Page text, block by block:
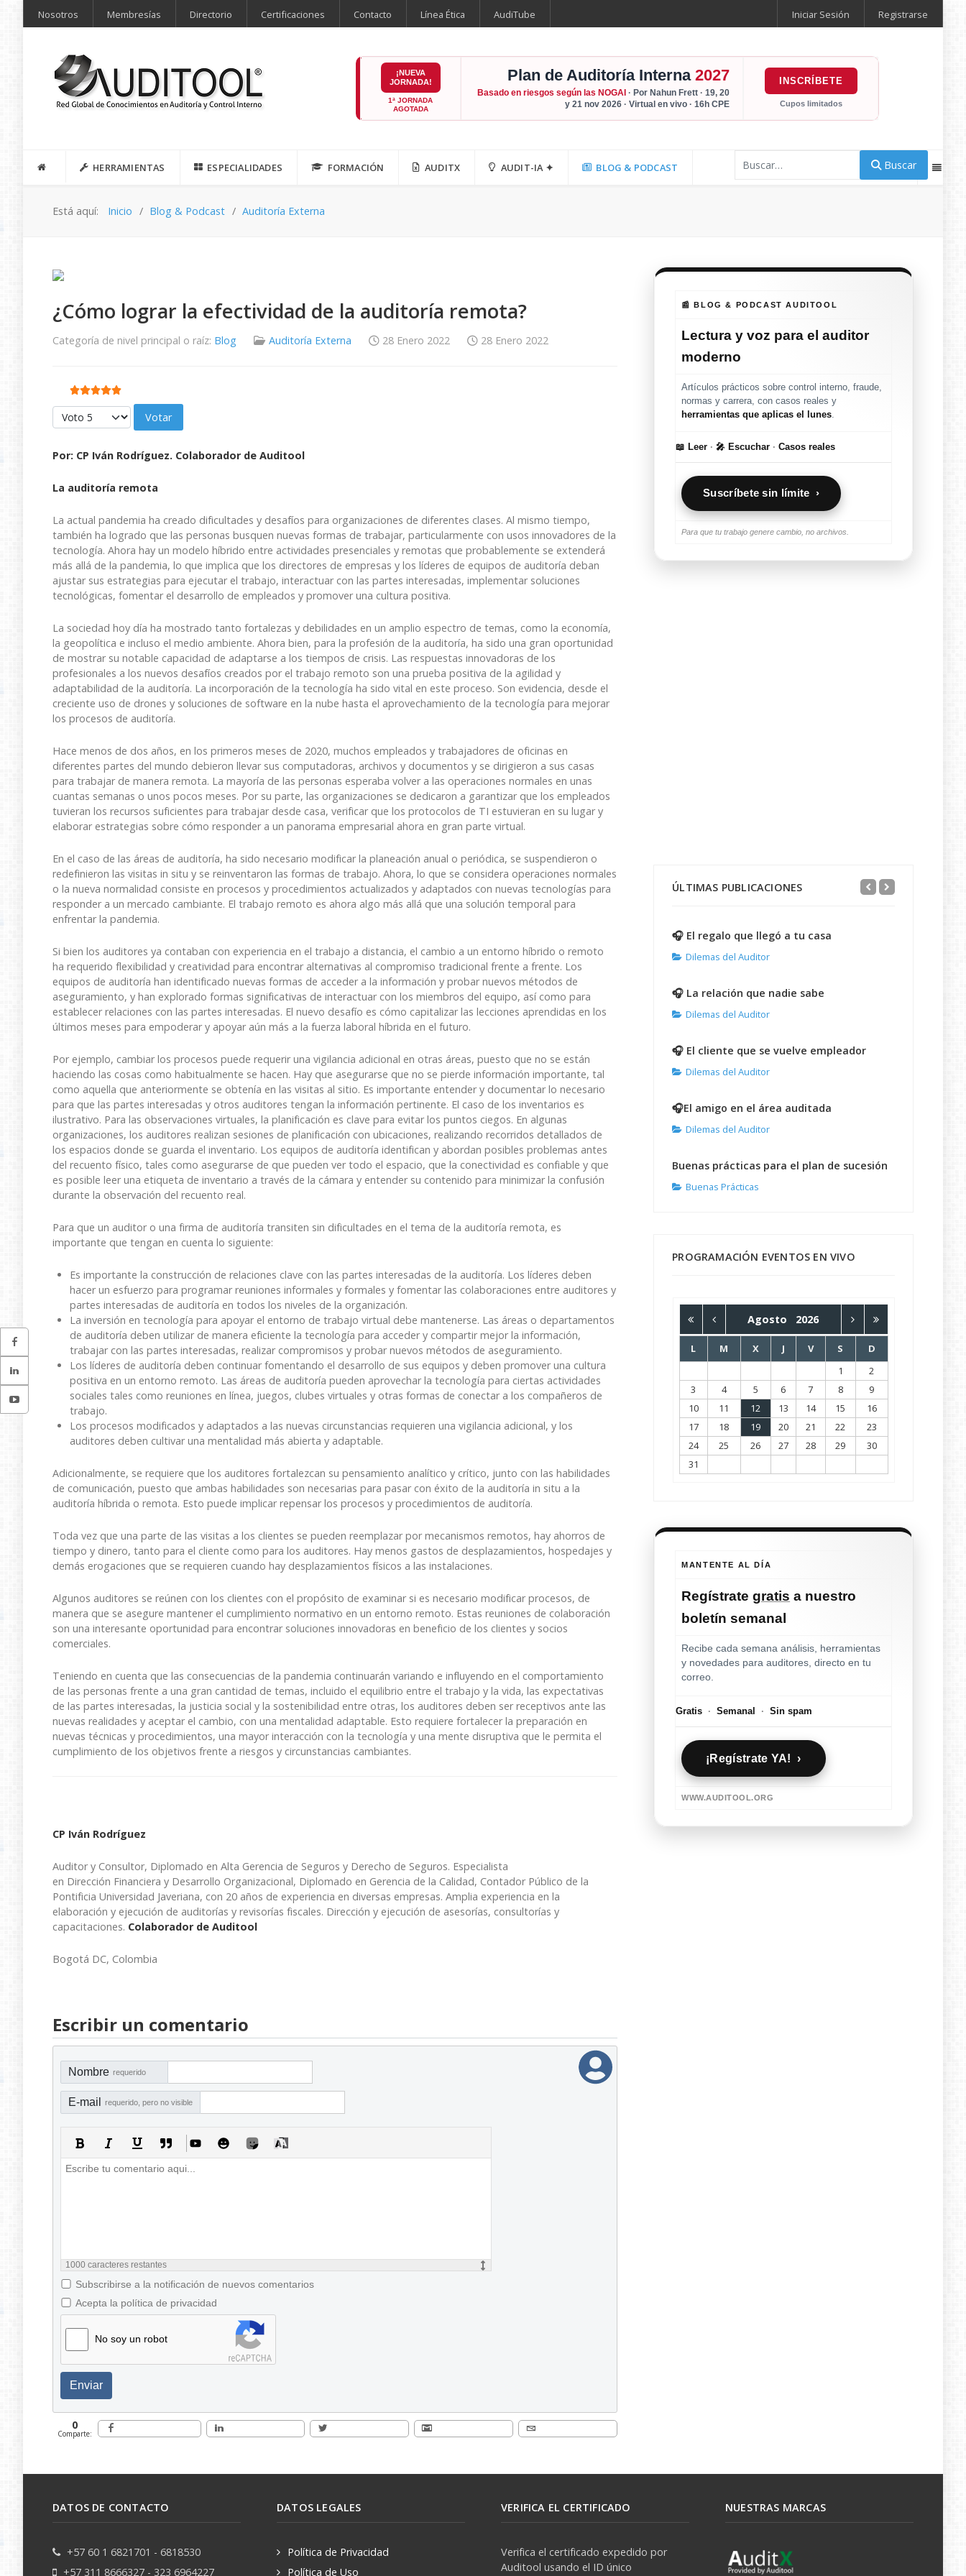
Nosotros Membresías Directorio Certificaciones Contacto Línea Ética AudiTube Iniciar Sesión Registrarse
¡NUEVA
JORNADA!
1ª JORNADA
AGOTADA
Plan de Auditoría Interna2027
Basado en riesgos según las NOGAI · Por Nahun Frett · 19, 20
y 21 nov 2026 · Virtual en vivo · 16h CPE
INSCRÍBETE
Cupos limitados
HERRAMIENTAS ESPECIALIDADES FORMACIÓN AUDITX AUDIT-IA ✦ BLOG & PODCAST Buscar
Está aquí: Inicio Blog & Podcast Auditoría Externa
¿Cómo lograr la efectividad de la auditoría remota?
Categoría de nivel principal o raíz: Blog Auditoría Externa 28 Enero 2022 28 Enero 2022
Ratio:5/5
Por favor, vote
Por: CP Iván Rodríguez. Colaborador de Auditool
La auditoría remota
La actual pandemia ha creado dificultades y desafíos para organizaciones de diferentes clases. Al mismo tiempo,
también ha logrado que las personas busquen nuevas formas de trabajar, particularmente con usos innovadores de la
tecnología. Ahora hay un modelo híbrido entre actividades presenciales y remotas que probablemente se extenderá
más allá de la pandemia, lo que implica que los directores de empresas y los líderes de equipos de auditoría deban
ajustar sus estrategias para ejecutar el trabajo, interactuar con las partes interesadas, implementar soluciones
tecnológicas, fomentar el desarrollo de empleados y promover una cultura positiva.
La sociedad hoy día ha mostrado tanto fortalezas y debilidades en un amplio espectro de temas, como la economía,
la geopolítica e incluso el medio ambiente. Ahora bien, para la profesión de la auditoría, ha sido una gran oportunidad
de mostrar su notable capacidad de adaptarse a los tiempos de crisis. Las respuestas innovadoras de los
profesionales a los nuevos desafíos creados por el trabajo remoto son una prueba positiva de la agilidad y
adaptabilidad de la auditoría. La incorporación de la tecnología ha sido vital en este proceso. Son evidencia, desde el
creciente uso de drones y soluciones de software en la nube hasta el aprovechamiento de la tecnología para mejorar
los procesos de auditoría.
Hace menos de dos años, en los primeros meses de 2020, muchos empleados y trabajadores de oficinas en
diferentes partes del mundo debieron llevar sus computadoras, archivos y documentos y se dirigieron a sus casas
para trabajar de manera remota. La mayoría de las personas esperaba volver a las operaciones normales en unas
cuantas semanas o unos pocos meses. Por su parte, las organizaciones se dedicaron a garantizar que los empleados
tuvieran los recursos suficientes para trabajar desde casa, verificar que los protocolos de TI estuvieran en su lugar y
elaborar estrategias sobre cómo responder a un panorama empresarial ahora en gran parte virtual.
En el caso de las áreas de auditoría, ha sido necesario modificar la planeación anual o periódica, se suspendieron o
redefinieron las visitas in situ y se reinventaron las formas de trabajo. Ahora, lo que se considera operaciones normales
o la nueva normalidad consiste en procesos y procedimientos actualizados y adaptados con nuevas tecnologías para
responder a un mercado cambiante. El trabajo remoto es ahora algo más allá que una solución temporal para
enfrentar la pandemia.
Si bien los auditores ya contaban con experiencia en el trabajo a distancia, el cambio a un entorno híbrido o remoto
ha requerido flexibilidad y creatividad para encontrar alternativas al compromiso tradicional frente a frente. Los
equipos de auditoría han identificado nuevas formas de acceder a la información y probar nuevos métodos de
aseguramiento, y han explorado formas significativas de interactuar con los miembros del equipo, así como para
establecer relaciones con las partes interesadas. El nuevo desafío es cómo capitalizar las lecciones aprendidas en los
últimos meses para empoderar y apoyar aún más a la fuerza laboral híbrida en el futuro.
Por ejemplo, cambiar los procesos puede requerir una vigilancia adicional en otras áreas, puesto que no se están
haciendo las cosas como habitualmente se hacen. Hay que asegurarse que no se pierde información importante, tal
como aquella que anteriormente se obtenía en las visitas al sitio. Es importante entender y documentar lo necesario
para que las partes interesadas y otros auditores tengan la información pertinente. El caso de los inventarios es
ilustrativo. Para las observaciones virtuales, la planificación es clave para evitar los puntos ciegos. En algunas
organizaciones, los auditores realizan sesiones de planificación con ubicaciones, realizando recorridos detallados de
los espacios donde se guarda el inventario. Los equipos de auditoría identifican y abordan posibles problemas antes
del recuento físico, tales como asegurarse de que pueden ver todo el espacio, que la conectividad es confiable y que
es posible leer una etiqueta de inventario a través de la cámara y entender su contenido para minimizar la confusión
durante la observación del recuento real.
Para que un auditor o una firma de auditoría transiten sin dificultades en el tema de la auditoría remota, es
importante que tengan en cuenta lo siguiente:
Es importante la construcción de relaciones clave con las partes interesadas de la auditoría. Los líderes deben
hacer un esfuerzo para programar reuniones informales y formales y fomentar las colaboraciones entre auditores y
partes interesadas de auditoría en todos los niveles de la organización.
La inversión en tecnología para apoyar el entorno de trabajo virtual debe mantenerse. Las áreas o departamentos
de auditoría deben utilizar de manera eficiente la tecnología para acceder y compartir mejor la información,
trabajar con las partes interesadas, realizar compromisos y probar nuevos métodos de aseguramiento.
Los líderes de auditoría deben continuar fomentando el desarrollo de sus equipos y deben promover una cultura
positiva en un entorno remoto. Las áreas de auditoría pueden aprovechar la tecnología para ciertas actividades
sociales tales como reuniones en línea, juegos, clubes virtuales y otras formas de conectar a los compañeros de
trabajo.
Los procesos modificados y adaptados a las nuevas circunstancias requieren una vigilancia adicional, y los
auditores deben cultivar una mentalidad más abierta y adaptable.
Adicionalmente, se requiere que los auditores fortalezcan su pensamiento analítico y crítico, junto con las habilidades
de comunicación, puesto que ambas habilidades son necesarias para pasar con éxito de la auditoría in situ a la
auditoría híbrida o remota. Esto puede implicar repensar los procesos y procedimientos de auditoría.
Toda vez que una parte de las visitas a los clientes se pueden reemplazar por mecanismos remotos, hay ahorros de
tiempo y dinero, tanto para el cliente como para los auditores. Hay menos gastos de desplazamientos, hospedajes y
demás erogaciones que se requieren cuando hay desplazamientos físicos a las instalaciones.
Algunos auditores se reúnen con los clientes con el propósito de examinar si es necesario modificar procesos, de
manera que se asegure mantener el cumplimiento normativo en un entorno remoto. Estas reuniones de colaboración
son una interesante oportunidad para encontrar soluciones innovadoras en beneficio de los clientes y socios
comerciales.
Teniendo en cuenta que las consecuencias de la pandemia continuarán variando e influyendo en el comportamiento
de las personas frente a una gran cantidad de temas, incluido el equilibrio entre el trabajo y la vida, las expectativas
de las partes interesadas, la justicia social y la sostenibilidad entre otras, los auditores deben ser receptivos ante las
nuevas realidades y aceptar el cambio, con una mentalidad adaptable. Esto requiere fortalecer la preparación en
nuevas técnicas y procedimientos, una mayor interacción con la tecnología y una mente disruptiva que le permita el
cumplimiento de los objetivos frente a riesgos y circunstancias cambiantes.
CP Iván Rodríguez
Auditor y Consultor, Diplomado en Alta Gerencia de Seguros y Derecho de Seguros. Especialista
en Dirección Financiera y Desarrollo Organizacional, Diplomado en Gerencia de la Calidad, Contador Público de la
Pontificia Universidad Javeriana, con 20 años de experiencia en diversas empresas. Amplia experiencia en la
elaboración y ejecución de auditorías y revisorías fiscales. Dirección y ejecución de asesorías, consultorías y
capacitaciones. Colaborador de Auditool
Bogotá DC, Colombia
Escribir un comentario
Nombre requerido
E-mail requerido, pero no visible
1000 caracteres restantes
Subscribirse a la notificación de nuevos comentarios
Acepta la política de privacidad
No soy un robot
Enviar
0
Comparte:
📰 BLOG & PODCAST AUDITOOL
Lectura y voz para el auditor
moderno
Artículos prácticos sobre control interno, fraude,
normas y carrera, con casos reales y
herramientas que aplicas el lunes
📖 Leer · 🎤 Escuchar · Casos reales
Suscríbete sin límite ›
Para que tu trabajo genere cambio, no archivos.
ÚLTIMAS PUBLICACIONES
🎧 El regalo que llegó a tu casa
Dilemas del Auditor
🎧 La relación que nadie sabe
Dilemas del Auditor
🎧 El cliente que se vuelve empleador
Dilemas del Auditor
🎧El amigo en el área auditada
Dilemas del Auditor
Buenas prácticas para el plan de sucesión
Buenas Prácticas
PROGRAMACIÓN EVENTOS EN VIVO
Agosto 2026
L M X J V S
D
1
2
3
4 5 6 7 8
9
10
11 12 13 14 15
16
17
18 19 20 21 22
23
24
25 26 27 28 29
30
31
MANTENTE AL DÍA
Regístrategratis a nuestro
boletín semanal
Recibe cada semana análisis, herramientas
y novedades para auditores, directo en tu
correo.
Gratis · Semanal · Sin spam
¡Regístrate YA! ›
WWW.AUDITOOL.ORG
DATOS DE CONTACTO
+57 60 1 6821701 - 6818530
+57 311 8666327 - 323 6964227
DATOS LEGALES
Política de Privacidad
Política de Uso
VERIFICA EL CERTIFICADO
Verifica el certificado expedido por
Auditool usando el ID único
NUESTRAS MARCAS